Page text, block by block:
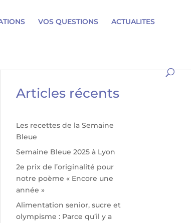
VOS QUESTIONS ACTUALITES
Articles récents
Les recettes de la Semaine
Bleue
Semaine Bleue 2025 à Lyon
2e prix de l’originalité pour
notre poème « Encore une
année »
Alimentation senior, sucre et
olympisme : Parce qu’il y a